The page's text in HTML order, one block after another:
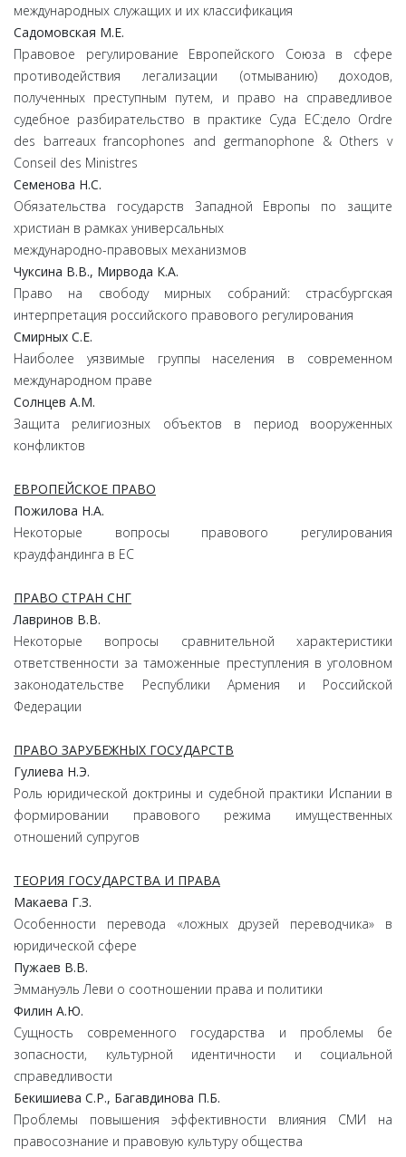
международных служащих и их классификация
Садомовская М.Е.
Правовое регулирование Европейского Союза в сфере
противодействия легализации (отмыванию) доходов,
полученных преступным путем, и право на справедливое
судебное разбирательство в практике Суда ЕС:дело Ordre
des barreaux francophones and germanophone & Others v
Conseil des Ministres
Семенова Н.С.
Обязательства государств Западной Европы по защите
христиан в рамках универсальных
международно-правовых механизмов
Чуксина В.В., Мирвода К.А.
Право на свободу мирных собраний: страсбургская
интерпретация российского правового регулирования
Смирных С.Е.
Наиболее уязвимые группы населения в современном
международном праве
Солнцев А.М.
Защита религиозных объектов в период вооруженных
конфликтов
ЕВРОПЕЙСКОЕ ПРАВО
Пожилова Н.А.
Некоторые вопросы правового регулирования
краудфандинга в ЕС
ПРАВО СТРАН СНГ
Лавринов В.В.
Некоторые вопросы сравнительной характеристики
ответственности за таможенные преступления в уголовном
законодательстве Республики Армения и Российской
Федерации
ПРАВО ЗАРУБЕЖНЫХ ГОСУДАРСТВ
Гулиева Н.Э.
Роль юридической доктрины и судебной практики Испании в
формировании правового режима имущественных
отношений супругов
ТЕОРИЯ ГОСУДАРСТВА И ПРАВА
Макаева Г.З.
Особенности перевода «ложных друзей переводчика» в
юридической сфере
Пужаев В.В.
Эммануэль Леви о соотношении права и политики
Филин А.Ю.
Сущность современного государства и проблемы бе
зопасности, культурной идентичности и социальной
справедливости
Бекишиева С.Р., Багавдинова П.Б.
Проблемы повышения эффективности влияния СМИ на
правосознание и правовую культуру общества